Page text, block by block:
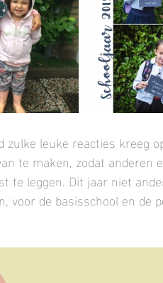
zulke leuke reacties kreeg
te maken, zodat anderen
te leggen. Dit jaar niet
voor de basisschool en de